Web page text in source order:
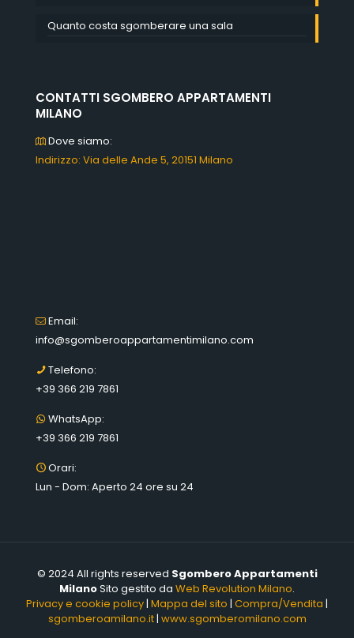
Quanto costa sgomberare una sala
CONTATTI SGOMBERO APPARTAMENTI
MILANO
Dove siamo:
Indirizzo: Via delle Ande 5, 20151 Milano
Email:
info@sgomberoappartamentimilano.com
Telefono:
+39 366 219 7861
WhatsApp:
+39 366 219 7861
Orari:
Lun - Dom: Aperto 24 ore su 24
© 2024 All rights reserved Sgombero Appartamenti
MilanoSito gestito da Web Revolution Milano.
Privacy e cookie policy | Mappa del sito | Compra/Vendita |
sgomberoamilano.it| www.sgomberomilano.com